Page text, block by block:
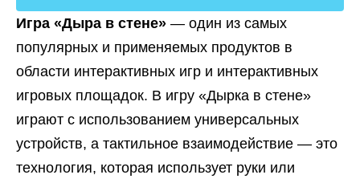
Игра «Дыра в стене» — один из самых
популярных и применяемых продуктов в
области интерактивных игр и интерактивных
игровых площадок. В игру «Дырка в стене»
играют с использованием универсальных
устройств, а тактильное взаимодействие — это
технология, которая использует руки или